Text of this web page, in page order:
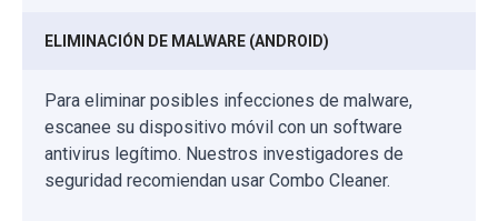
ELIMINACIÓN DE MALWARE (ANDROID)
Para eliminar posibles infecciones de malware,
escanee su dispositivo móvil con un software
antivirus legítimo. Nuestros investigadores de
seguridad recomiendan usar Combo Cleaner.